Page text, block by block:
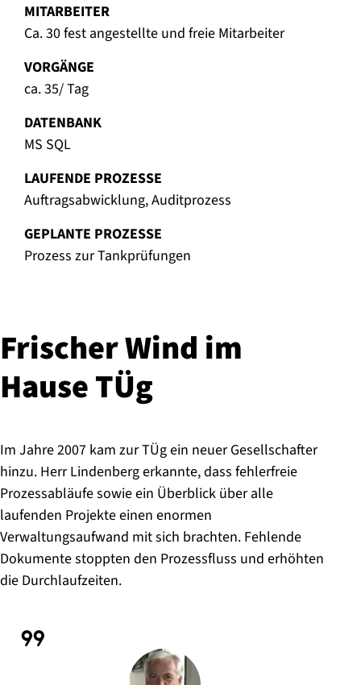
MITARBEITER
Ca. 30 fest angestellte und freie Mitarbeiter
VORGÄNGE
ca. 35/ Tag
DATENBANK
MS SQL
LAUFENDE PROZESSE
Auftragsabwicklung, Auditprozess
GEPLANTE PROZESSE
Prozess zur Tankprüfungen
Frischer Wind im
Hause TÜg
Im Jahre 2007 kam zur TÜg ein neuer Gesellschafter
hinzu. Herr Lindenberg erkannte, dass fehlerfreie
Prozessabläufe sowie ein Überblick über alle
laufenden Projekte einen enormen
Verwaltungsaufwand mit sich brachten. Fehlende
Dokumente stoppten den Prozessfluss und erhöhten
die Durchlaufzeiten.